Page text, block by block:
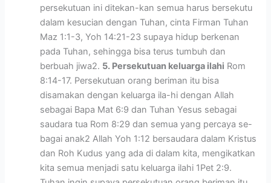
persekutuan ini ditekan-kan semua harus bersekutu
dalam kesucian dengan Tuhan, cinta Firman Tuhan
Maz 1:1-3, Yoh 14:21-23 supaya hidup berkenan
pada Tuhan, sehingga bisa terus tumbuh dan
berbuah jiwa2. 5. Persekutuan keluarga ilahi Rom
8:14-17. Persekutuan orang beriman itu bisa
disamakan dengan keluarga ila-hi dengan Allah
sebagai Bapa Mat 6:9 dan Tuhan Yesus sebagai
saudara tua Rom 8:29 dan semua yang percaya se-
bagai anak2 Allah Yoh 1:12 bersaudara dalam Kristus
dan Roh Kudus yang ada di dalam kita, mengikatkan
kita semua menjadi satu keluarga ilahi 1Pet 2:9.